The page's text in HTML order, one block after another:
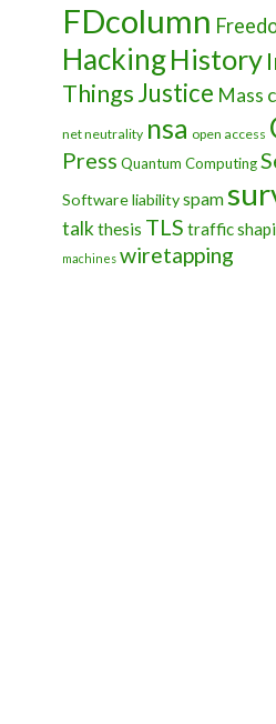
FDcolumn
HackingHistory
ThingsJustice Mass
net neutrality nsa open access
Press Quantum Computing
Software liabilityspam
talk thesis TLS traffic
machines wiretapping